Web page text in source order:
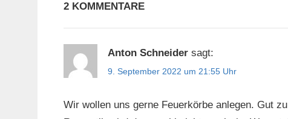
2 KOMMENTARE
Anton Schneider sagt:
9. September 2022 um 21:55 Uhr
Wir wollen uns gerne Feuerkörbe anlegen. Gut